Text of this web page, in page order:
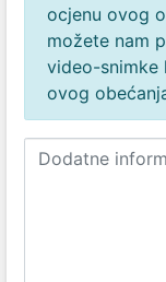
ocjenu ovog
možete nam
video-snimke
ovog